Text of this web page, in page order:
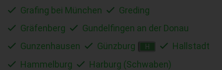
Grafing bei München
Greding
Gräfenberg
Gundelfingen an der Donau
Gunzenhausen
Günzburg H
Hallstadt
Hammelburg
Harburg (Schwaben)